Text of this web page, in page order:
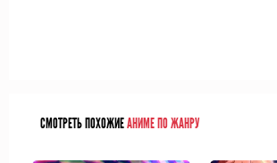
СМОТРЕТЬ ПОХОЖИЕАНИМЕ ПО ЖАНРУ